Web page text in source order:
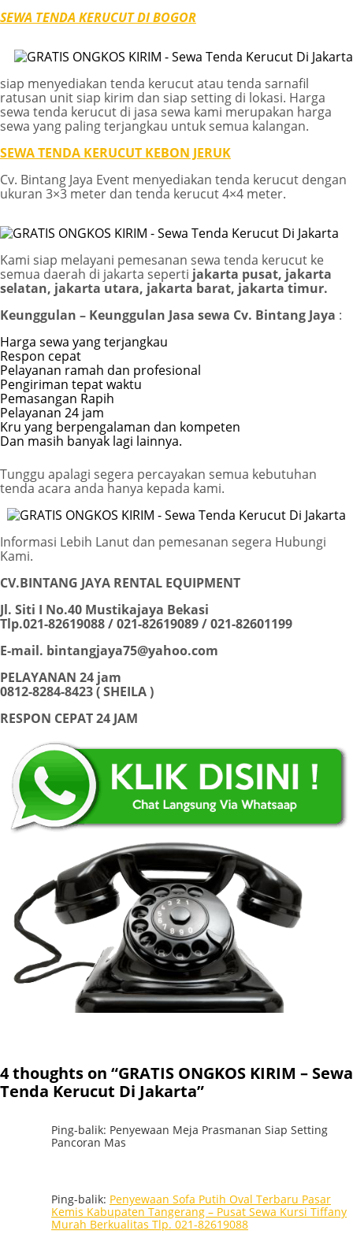
SEWA TENDA KERUCUT DI BOGOR
siap menyediakan tenda kerucut atau tenda sarnafil
ratusan unit siap kirim dan siap setting di lokasi. Harga
sewa tenda kerucut di jasa sewa kami merupakan harga
sewa yang paling terjangkau untuk semua kalangan.
SEWA TENDA KERUCUT KEBON JERUK
Cv. Bintang Jaya Event menyediakan tenda kerucut dengan
ukuran 3×3 meter dan tenda kerucut 4×4 meter.
Kami siap melayani pemesanan sewa tenda kerucut ke
semua daerah di jakarta seperti jakarta pusat, jakarta
selatan, jakarta utara, jakarta barat, jakarta timur.
Keunggulan – Keunggulan Jasa sewa Cv. Bintang Jaya :
Harga sewa yang terjangkau
Respon cepat
Pelayanan ramah dan profesional
Pengiriman tepat waktu
Pemasangan Rapih
Pelayanan 24 jam
Kru yang berpengalaman dan kompeten
Dan masih banyak lagi lainnya.
Tunggu apalagi segera percayakan semua kebutuhan
tenda acara anda hanya kepada kami.
Informasi Lebih Lanut dan pemesanan segera Hubungi
Kami.
CV.BINTANG JAYA RENTAL EQUIPMENT
Jl. Siti I No.40 Mustikajaya Bekasi
Tlp.021-82619088 / 021-82619089 / 021-82601199
E-mail. bintangjaya75@yahoo.com
PELAYANAN 24 jam
0812-8284-8423 ( SHEILA )
RESPON CEPAT 24 JAM
4 thoughts on “GRATIS ONGKOS KIRIM – Sewa
Tenda Kerucut Di Jakarta”
Ping-balik: Penyewaan Meja Prasmanan Siap Setting
Pancoran Mas
Ping-balik: Penyewaan Sofa Putih Oval Terbaru Pasar
Kemis Kabupaten Tangerang – Pusat Sewa Kursi Tiffany
Murah Berkualitas Tlp. 021-82619088